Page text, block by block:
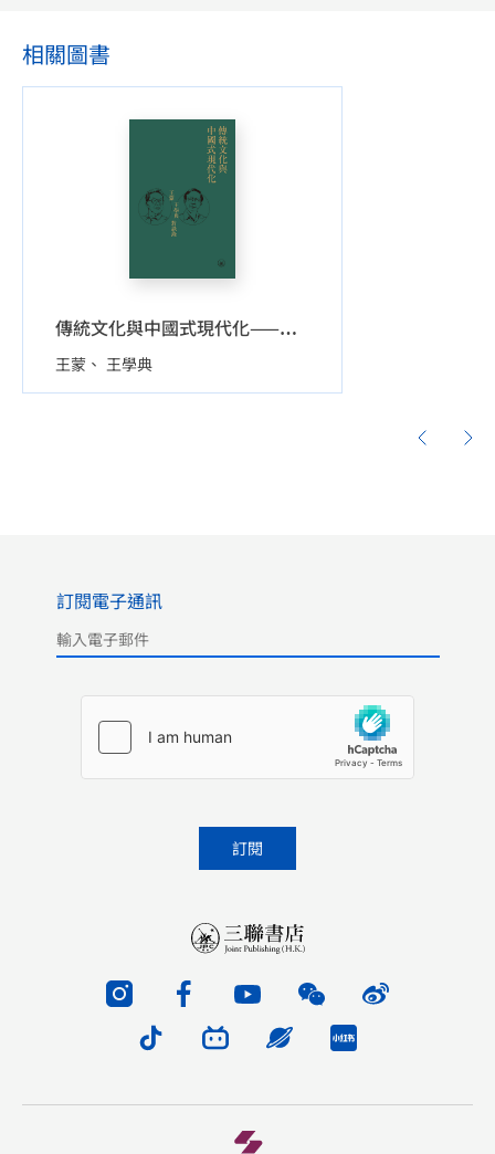
相關圖書
傳統文化與中國式現代化——王蒙 王學典 對談錄
王蒙 王學典
訂閱電子通訊